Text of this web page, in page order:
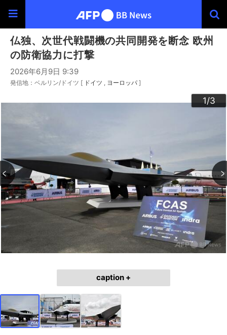
仏独、次世代戦闘機の共同開発を断念 欧州
の防衛協力に打撃
2026年6月9日 9:39
発信地：ベルリン/ドイツ [ ドイツ ヨーロッパ ]
1/3
2/3
3/3
caption +